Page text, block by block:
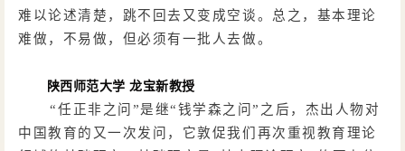
难以论述清楚，跳不回去又变成空谈。总之，基本理论
难做，不易做，但必须有一批人去做。
陕西师范大学 龙宝新教授
“任正非之问”是继“钱学森之问”之后，杰出人物对
中国教育的又一次发问，它敦促我们再次重视教育理论